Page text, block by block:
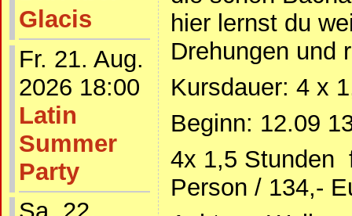
Glacis
Fr. 21. Aug.
2026 18:00
Latin
Summer
Party
hier lernst du
Drehungen und
Kursdauer: 4 x
Beginn: 12.09
4x 1,5 Stunden
Person / 134,-